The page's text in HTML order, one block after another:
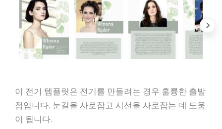
이 전기 템플릿은 전기를 만들려는 경우 훌륭한 출발
점입니다. 눈길을 사로잡고 시선을 사로잡는 데 도움
이 됩니다.